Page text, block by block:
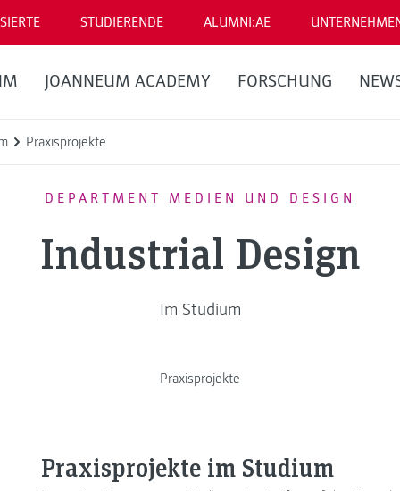
STUDIERENDE ALUMNI:AE
JOANNEUM ACADEMY FORSCHUNG
Praxisprojekte
DEPARTMENT MEDIEN UND DESIGN
Industrial Design
Im Studium
Praxisprojekte
Praxisprojekte im Studium